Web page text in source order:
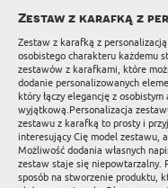
Zestaw z karafką z
Zestaw z karafką z
osobistego charakteru każdemu
zestawów z karafkami, które
dodanie personalizowanych
który łączy elegancję z
wyjątkową.Personalizacja
zestawu z karafką to prosty i
interesujący Cię model zestawu,
Możliwość dodania własnych
zestaw staje się niepowtarzalny.
sposób na stworzenie produktu,